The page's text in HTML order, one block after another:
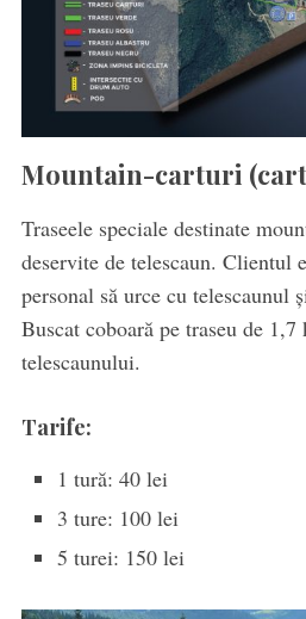
Mountain-carturi
Traseele speciale destinate
deservite de telescaun. Clientul
personal să urce cu
Buscat coboară pe traseu de 1,7
telescaunului.
Tarife:
1 tură: 40 lei
3 ture: 100 lei
5 turei: 150 lei